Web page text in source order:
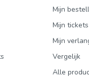
Mijn
Mijn tickets
Mijn
Vergelijk
Alle